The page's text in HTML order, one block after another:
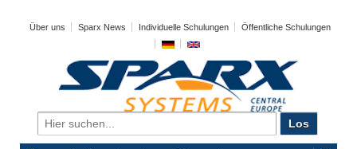
Über uns Sparx News Individuelle Schulungen Öffentliche Schulungen
Search
for: